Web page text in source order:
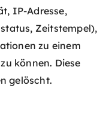
IP-Adresse,
Zeitstempel),
zu einem
können. Diese
gelöscht.